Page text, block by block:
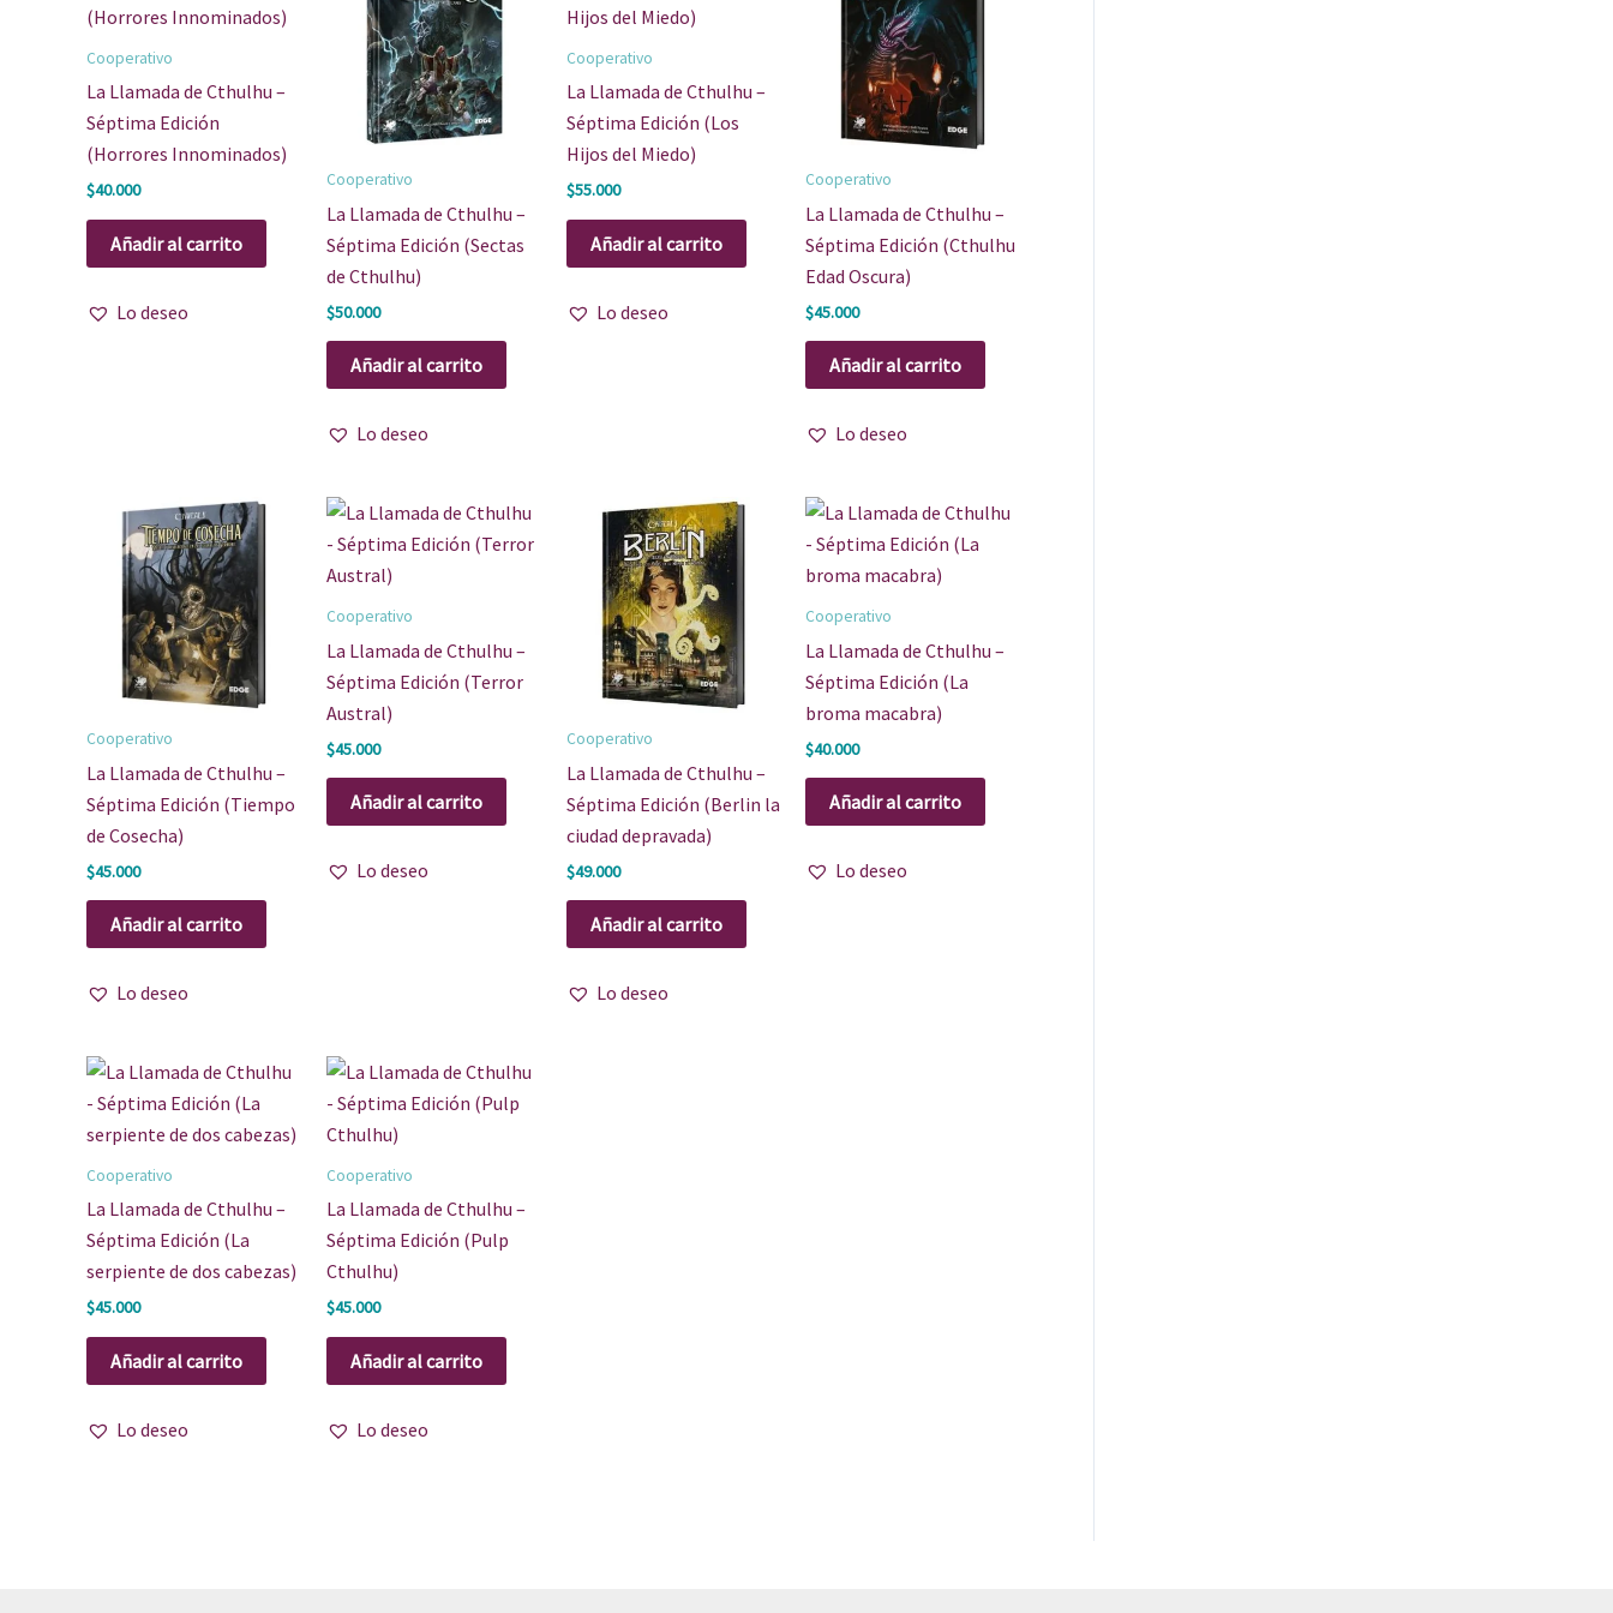
Cooperativo
La Llamada de Cthulhu –
Séptima Edición
(Horrores Innominados)
$40.000
Añadir al carrito
Lo deseo
Cooperativo
La Llamada de Cthulhu –
Séptima Edición (Sectas
de Cthulhu)
$50.000
Añadir al carrito
Lo deseo
Cooperativo
La Llamada de Cthulhu –
Séptima Edición (Los
Hijos del Miedo)
$55.000
Añadir al carrito
Lo deseo
Cooperativo
La Llamada de Cthulhu –
Séptima Edición (Cthulhu
Edad Oscura)
$45.000
Añadir al carrito
Lo deseo
Cooperativo
La Llamada de Cthulhu –
Séptima Edición (Tiempo
de Cosecha)
$45.000
Añadir al carrito
Lo deseo
Cooperativo
La Llamada de Cthulhu –
Séptima Edición (Terror
Austral)
$45.000
Añadir al carrito
Lo deseo
Cooperativo
La Llamada de Cthulhu –
Séptima Edición (Berlin la
ciudad depravada)
$49.000
Añadir al carrito
Lo deseo
Cooperativo
La Llamada de Cthulhu –
Séptima Edición (La
broma macabra)
$40.000
Añadir al carrito
Lo deseo
Cooperativo
La Llamada de Cthulhu –
Séptima Edición (La
serpiente de dos cabezas)
$45.000
Añadir al carrito
Lo deseo
Cooperativo
La Llamada de Cthulhu –
Séptima Edición (Pulp
Cthulhu)
$45.000
Añadir al carrito
Lo deseo